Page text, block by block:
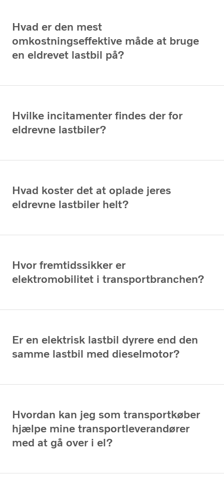
Hvad er den mest
omkostningseffektive måde at bruge
en eldrevet lastbil på?
Hvilke incitamenter findes der for
eldrevne lastbiler?
Hvad koster det at oplade jeres
eldrevne lastbiler helt?
Hvor fremtidssikker er
elektromobilitet i transportbranchen?
Er en elektrisk lastbil dyrere end den
samme lastbil med dieselmotor?
Hvordan kan jeg som transportkøber
hjælpe mine transportleverandører
med at gå over i el?